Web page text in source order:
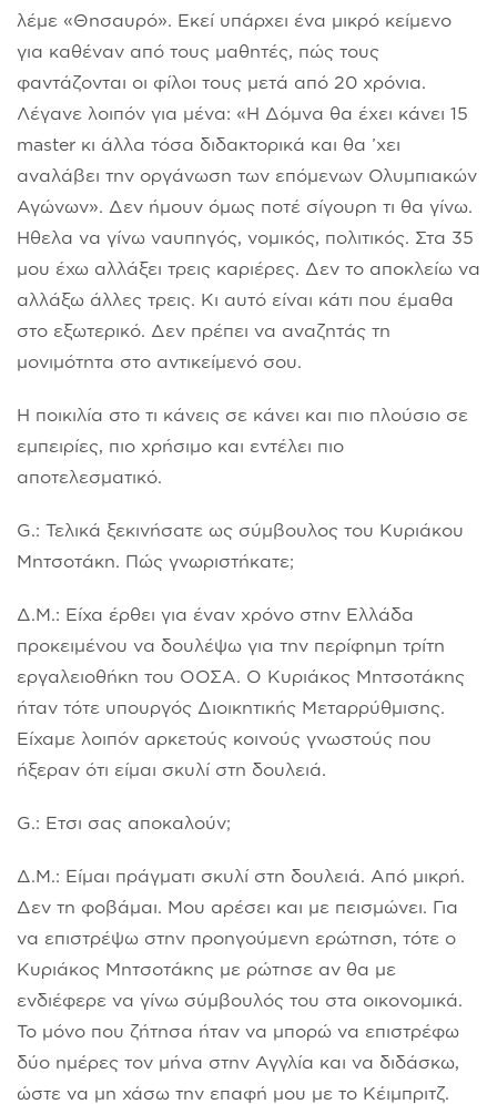
λέμε «Θησαυρό». Εκεί υπάρχει ένα μικρό κείμενο
για καθέναν από τους μαθητές, πώς τους
φαντάζονται οι φίλοι τους μετά από 20 χρόνια.
Λέγανε λοιπόν για μένα: «Η Δόμνα θα έχει κάνει 15
master κι άλλα τόσα διδακτορικά και θα ’χει
αναλάβει την οργάνωση των επόμενων Ολυμπιακών
Αγώνων». Δεν ήμουν όμως ποτέ σίγουρη τι θα γίνω.
Ηθελα να γίνω ναυπηγός, νομικός, πολιτικός. Στα 35
μου έχω αλλάξει τρεις καριέρες. Δεν το αποκλείω να
αλλάξω άλλες τρεις. Κι αυτό είναι κάτι που έμαθα
στο εξωτερικό. Δεν πρέπει να αναζητάς τη
μονιμότητα στο αντικείμενό σου.
Η ποικιλία στο τι κάνεις σε κάνει και πιο πλούσιο σε
εμπειρίες, πιο χρήσιμο και εντέλει πιο
αποτελεσματικό.
G.: Τελικά ξεκινήσατε ως σύμβουλος του Κυριάκου
Μητσοτάκη. Πώς γνωριστήκατε;
Δ.Μ.: Είχα έρθει για έναν χρόνο στην Ελλάδα
προκειμένου να δουλέψω για την περίφημη τρίτη
εργαλειοθήκη του ΟΟΣΑ. Ο Κυριάκος Μητσοτάκης
ήταν τότε υπουργός Διοικητικής Μεταρρύθμισης.
Είχαμε λοιπόν αρκετούς κοινούς γνωστούς που
ήξεραν ότι είμαι σκυλί στη δουλειά.
G.: Ετσι σας αποκαλούν;
Δ.Μ.: Είμαι πράγματι σκυλί στη δουλειά. Από μικρή.
Δεν τη φοβάμαι. Μου αρέσει και με πεισμώνει. Για
να επιστρέψω στην προηγούμενη ερώτηση, τότε ο
Κυριάκος Μητσοτάκης με ρώτησε αν θα με
ενδιέφερε να γίνω σύμβουλός του στα οικονομικά.
Το μόνο που ζήτησα ήταν να μπορώ να επιστρέφω
δύο ημέρες τον μήνα στην Αγγλία και να διδάσκω,
ώστε να μη χάσω την επαφή μου με το Κέιμπριτζ.